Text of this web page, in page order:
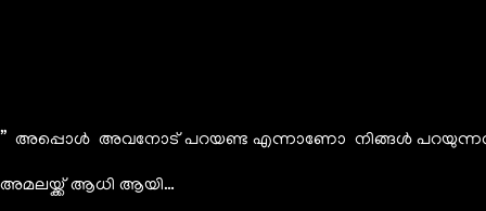
” അപ്പൊൾ അവനോട് പറയണ്ട എന്നാണോ നിങ്ങൾ
അമലയ്ക്ക് ആധി ആയി…